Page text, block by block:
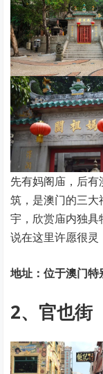
先有妈阁庙，后有
筑，是澳门的三
宇，欣赏庙内独
说在这里许愿很灵
地址：位于澳门
2、官也街